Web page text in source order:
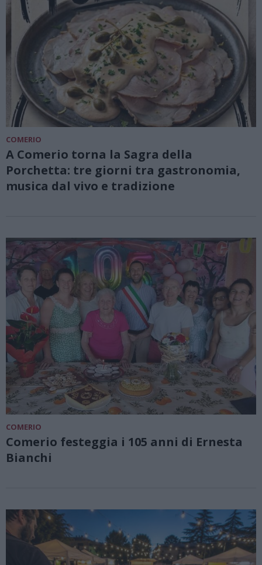
COMERIO
A Comerio torna la Sagra della
Porchetta: tre giorni tra gastronomia,
musica dal vivo e tradizione
COMERIO
Comerio festeggia i 105 anni di Ernesta
Bianchi